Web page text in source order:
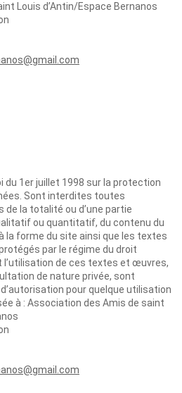
Louis d’Antin/Espace Bernanos
du 1er juillet 1998 sur la protection
Sont interdites toutes
la totalité ou d’une partie
ou quantitatif, du contenu du
la forme du site ainsi que les textes
par le régime du droit
l’utilisation de ces textes et œuvres,
de nature privée, sont
pour quelque utilisation
à : Association des Amis de saint